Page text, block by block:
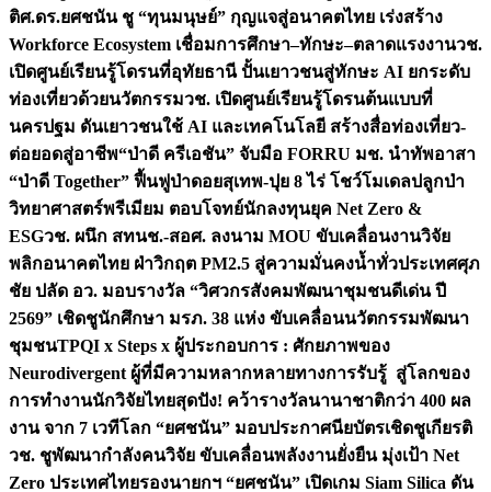
ติศ.ดร.ยศชนัน ชู “ทุนมนุษย์” กุญแจสู่อนาคตไทย เร่งสร้าง
Workforce Ecosystem เชื่อมการศึกษา–ทักษะ–ตลาดแรงงานวช.
เปิดศูนย์เรียนรู้โดรนที่อุทัยธานี ปั้นเยาวชนสู่ทักษะ AI ยกระดับ
ท่องเที่ยวด้วยนวัตกรรมวช. เปิดศูนย์เรียนรู้โดรนต้นแบบที่
นครปฐม ดันเยาวชนใช้ AI และเทคโนโลยี สร้างสื่อท่องเที่ยว-
ต่อยอดสู่อาชีพ“ป่าดี ครีเอชัน” จับมือ FORRU มช. นำทัพอาสา
“ป่าดี Together” ฟื้นฟูป่าดอยสุเทพ-ปุย 8 ไร่ โชว์โมเดลปลูกป่า
วิทยาศาสตร์พรีเมียม ตอบโจทย์นักลงทุนยุค Net Zero &
ESGวช. ผนึก สทนช.-สอศ. ลงนาม MOU ขับเคลื่อนงานวิจัย
พลิกอนาคตไทย ฝ่าวิกฤต PM2.5 สู่ความมั่นคงน้ำทั่วประเทศศุภ
ชัย ปลัด อว. มอบรางวัล “วิศวกรสังคมพัฒนาชุมชนดีเด่น ปี
2569” เชิดชูนักศึกษา มรภ. 38 แห่ง ขับเคลื่อนนวัตกรรมพัฒนา
ชุมชนTPQI x Steps x ผู้ประกอบการ : ศักยภาพของ
Neurodivergent ผู้ที่มีความหลากหลายทางการรับรู้ สู่โลกของ
การทำงานนักวิจัยไทยสุดปัง! คว้ารางวัลนานาชาติกว่า 400 ผล
งาน จาก 7 เวทีโลก “ยศชนัน” มอบประกาศนียบัตรเชิดชูเกียรติ
วช. ชูพัฒนากำลังคนวิจัย ขับเคลื่อนพลังงานยั่งยืน มุ่งเป้า Net
Zero ประเทศไทยรองนายกฯ “ยศชนัน” เปิดเกม Siam Silica ดัน